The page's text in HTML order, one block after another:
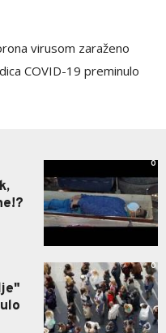
virusom zaraženo
COVID-19 preminulo
0
0